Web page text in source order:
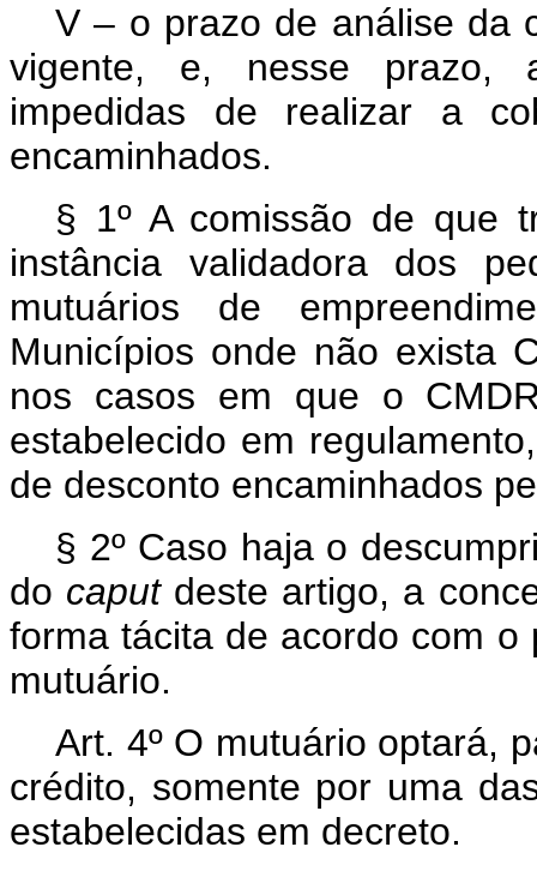
V – o prazo de análise da
vigente, e, nesse prazo,
impedidas de realizar a
encaminhados.
§ 1º A comissão de que
instância validadora dos
mutuários de
Municípios onde não exista
nos casos em que o
estabelecido em
de desconto encaminhados
§ 2º Caso haja o
do caputdeste artigo, a
forma tácita de acordo com
mutuário.
Art. 4º O mutuário optará,
crédito, somente por uma
estabelecidas em decreto.